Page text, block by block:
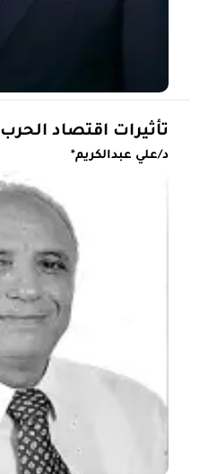
تأثيرات اقتصاد الحرب
د/علي عبدالكريم*